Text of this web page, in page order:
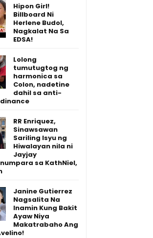
Hipon Girl!
Billboard Ni
Herlene Budol,
Nagkalat Na Sa
EDSA!
Lolong
tumutugtog ng
harmonica sa
Colon, nadetine
dahil sa anti-
RR Enriquez,
Sinawsawan
Sariling Isyu ng
Hiwalayan nila ni
Jayjay
sa KathNiel,
Janine Gutierrez
Nagsalita Na
Inamin Kung Bakit
Ayaw Niya
Makatrabaho Ang